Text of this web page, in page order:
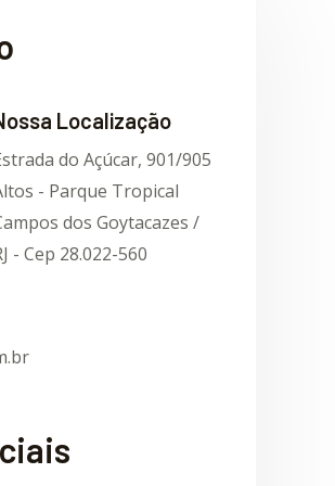
Localização
do Açúcar, 901/905
- Parque Tropical
dos Goytacazes /
- Cep 28.022-560